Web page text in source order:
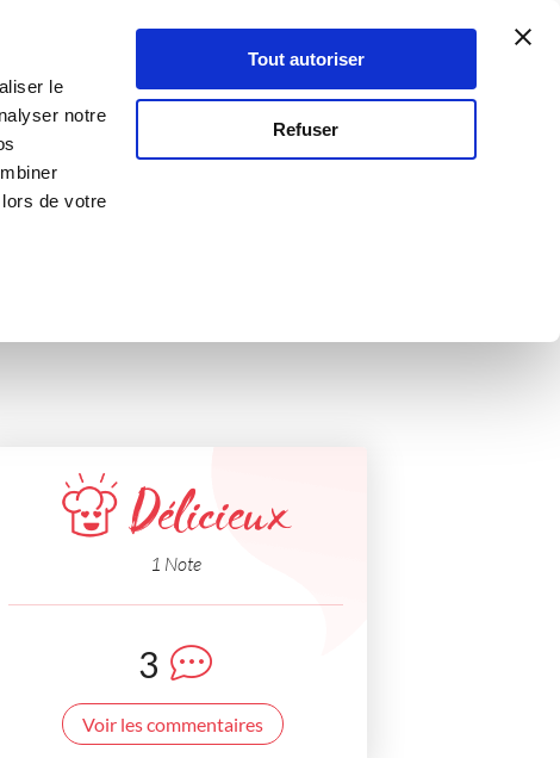
le
notre
de votre
Tout autoriser
Refuser
Se connecter
coco
PAR GUY DEMARLE !
Délicieux
1 Note
3
Voir les commentaires